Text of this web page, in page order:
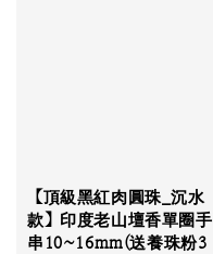
【頂級黑紅肉圓珠_沉水
款】印度老山壇香單圈手
串10~16mm(送養珠粉3